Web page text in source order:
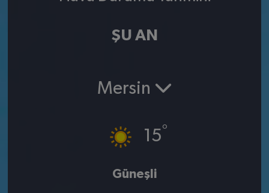
ŞU AN
Mersin
15°
Güneşli